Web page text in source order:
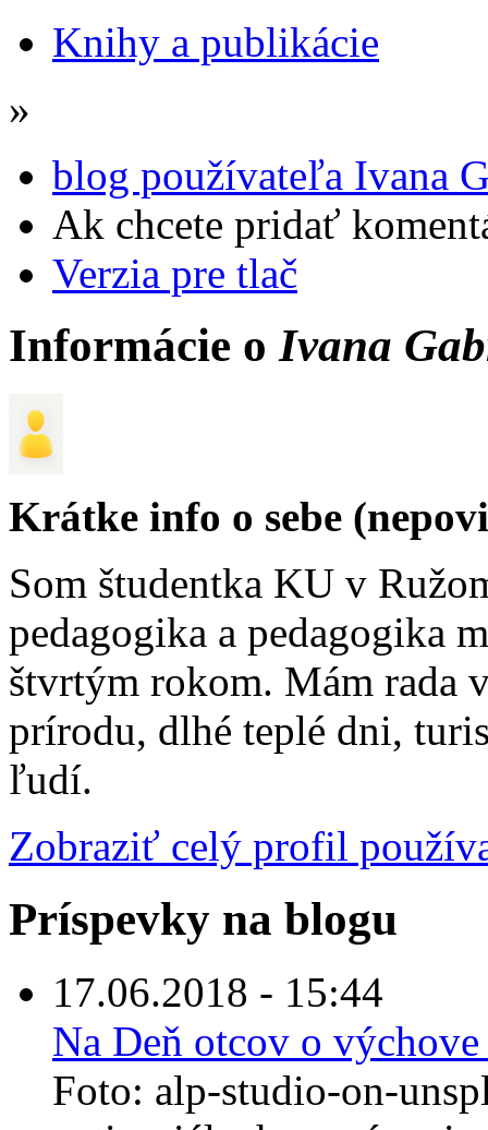
Knihy a publikácie
»
blog používateľa Ivana
Ak chcete pridať
Verzia pre tlač
Informácie oIvana
Krátke info o sebe
Som študentka KU v
pedagogika a pedagogika
štvrtým rokom. Mám rada
prírodu, dlhé teplé dni,
ľudí.
Zobraziť celý profil
Príspevky na blogu
17.06.2018 - 15:44
Na Deň otcov o
Foto: alp-studio-on-